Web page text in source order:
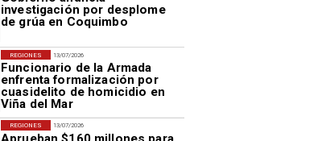
investigación por desplome
de grúa en Coquimbo
13/07/2026
Funcionario de la Armada
enfrenta formalización por
cuasidelito de homicidio en
Viña del Mar
REGIONES
13/07/2026
REGIONES